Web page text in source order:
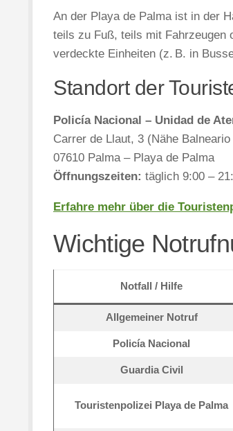
An der Playa de Palma ist in der
teils zu Fuß, teils mit Fahrzeugen
verdeckte Einheiten (z. B. in
Standort der
Policía Nacional – Unidad de
Carrer de Llaut, 3 (Nähe Balneario
07610 Palma – Playa de Palma
Öffnungszeiten: täglich 9:00 –
Erfahre mehr über die
Wichtige
Notfall / Hilfe
Allgemeiner Notruf
Policía Nacional
Guardia Civil
Touristenpolizei Playa de Palma